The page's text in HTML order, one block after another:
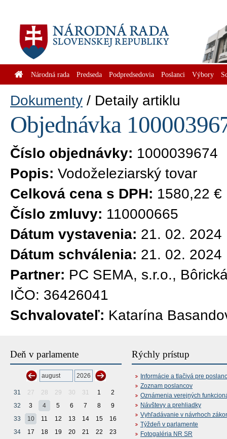
Národná rada Predseda Podpredsedovia Poslanci Výbory
Dokumenty Detaily artiklu
Objednávka
Číslo objednávky: 1000039674
Popis: Vodoželeziarský tovar
Celková cena s DPH: 1580,22 €
Číslo zmluvy: 110000665
Dátum vystavenia: 21. 02. 2024
Dátum schválenia: 21. 02. 2024
Partner: PC SEMA, s.r.o.,
IČO: 36426041
Schvalovateľ: Katarína
Deň v parlamente
31 27 28 29 30 31 1
2
32
3 4 5 6 7 8
9
33
10 11 12 13 14 15
16
34
17 18 19 20 21 22
23
Rýchly prístup
Informácie a tlačivá pre
Zoznam poslancov
Oznámenia verejných
Návštevy a prehliadky
Vyhľadávanie v návrhoch
Týždeň v parlamente
Fotogaléria NR SR